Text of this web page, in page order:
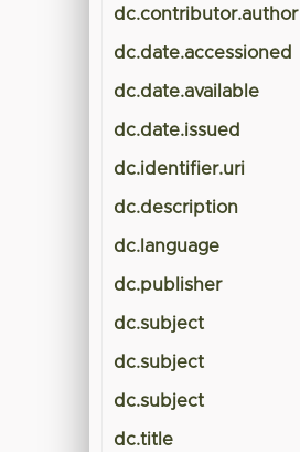
dc.contributor.author
dc.date.accessioned
dc.date.available
dc.date.issued
dc.identifier.uri
dc.description
dc.language
dc.publisher
dc.subject
dc.subject
dc.subject
dc.title